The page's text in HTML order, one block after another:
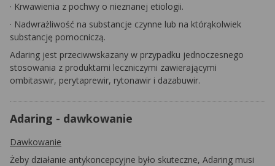
· Krwawienia z pochwy o nieznanej etiologii.
· Nadwrażliwość na substancje czynne lub na którąkolwiek
substancję pomocniczą.
Adaring jest przeciwwskazany w przypadku jednoczesnego
stosowania z produktami leczniczymi zawierającymi
ombitaswir, perytaprewir, rytonawir i dazabuwir.
Adaring - dawkowanie
Dawkowanie
Żeby działanie antykoncepcyjne było skuteczne, Adaring musi